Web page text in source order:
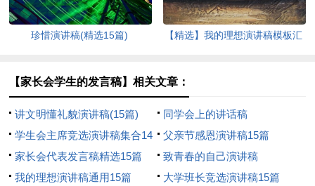
珍惜演讲稿(精选15篇)
【精选】我的理想演讲稿模板汇
【家长会学生的发言稿】相关文章：
讲文明懂礼貌演讲稿(15篇)
同学会上的讲话稿
学生会主席竞选演讲稿集合14
篇
父亲节感恩演讲稿15篇
家长会代表发言稿精选15篇
致青春的自己演讲稿
我的理想演讲稿通用15篇
大学班长竞选演讲稿15篇